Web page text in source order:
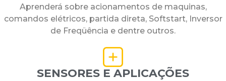
Aprenderá sobre acionamentos de maquinas,
comandos elétricos, partida direta, Softstart, Inversor
de Freqüência e dentre outros.
SENSORES E APLICAÇÕES